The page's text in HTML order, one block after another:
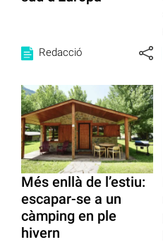
Redacció
Més enllà de l’estiu:
escapar-se a un
càmping en ple
hivern